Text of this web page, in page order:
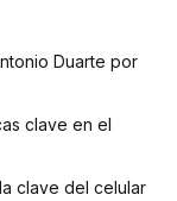
Duarte por
clave en el
clave del celular